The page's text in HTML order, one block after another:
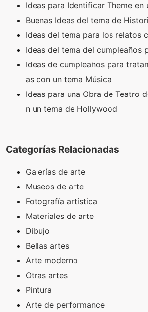
Ideas para Identificar Theme en
Buenas Ideas del tema de
Ideas del tema para los relatos
Ideas del tema del cumpleaños
Ideas de cumpleaños para
as con un tema Música
Ideas para una Obra de Teatro
n un tema de Hollywood
Categorías Relacionadas
Galerías de arte
Museos de arte
Fotografía artística
Materiales de arte
Dibujo
Bellas artes
Arte moderno
Otras artes
Pintura
Arte de performance